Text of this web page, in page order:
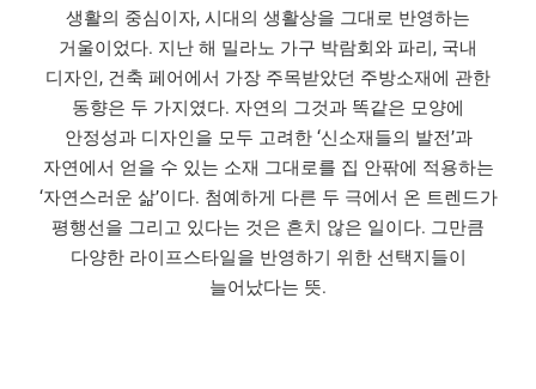
생활의 중심이자, 시대의 생활상을 그대로 반영하는
거울이었다. 지난 해 밀라노 가구 박람회와 파리, 국내
디자인, 건축 페어에서 가장 주목받았던 주방소재에 관한
동향은 두 가지였다. 자연의 그것과 똑같은 모양에
안정성과 디자인을 모두 고려한 ‘신소재들의 발전’과
자연에서 얻을 수 있는 소재 그대로를 집 안팎에 적용하는
‘자연스러운 삶’이다. 첨예하게 다른 두 극에서 온 트렌드가
평행선을 그리고 있다는 것은 흔치 않은 일이다. 그만큼
다양한 라이프스타일을 반영하기 위한 선택지들이
늘어났다는 뜻.